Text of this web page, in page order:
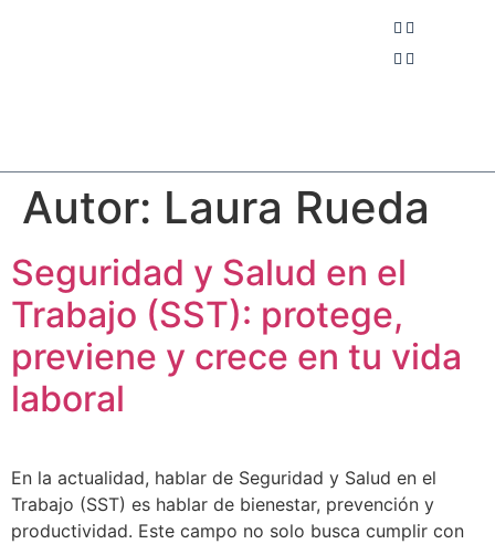
Autor: Laura Rueda
Seguridad y Salud en el
Trabajo (SST): protege,
previene y crece en tu vida
laboral
En la actualidad, hablar de Seguridad y Salud en el
Trabajo (SST) es hablar de bienestar, prevención y
productividad. Este campo no solo busca cumplir con